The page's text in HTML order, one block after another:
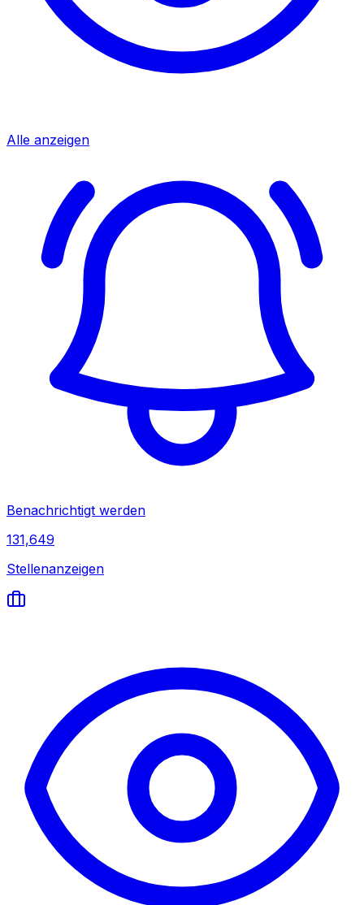
Alle anzeigen
Benachrichtigt werden
131,649
Stellenanzeigen